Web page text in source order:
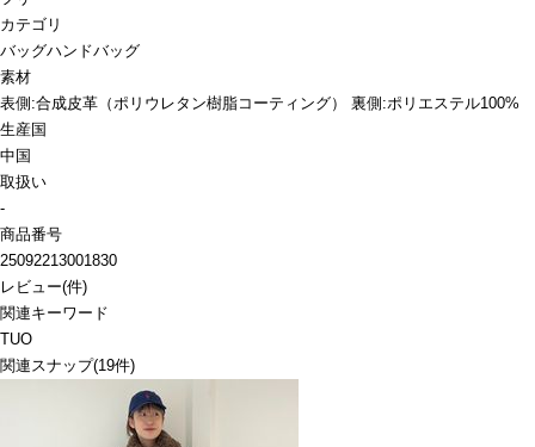
カテゴリ
バッグハンドバッグ
素材
表側:合成皮革（ポリウレタン樹脂コーティング） 裏側:ポリエステル100%
生産国
中国
取扱い
-
商品番号
25092213001830
レビュー(件)
関連キーワード
TUO
関連スナップ(19件)